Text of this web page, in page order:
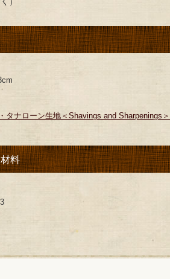
タナローン生地＜Shavings and Sharpenings
料